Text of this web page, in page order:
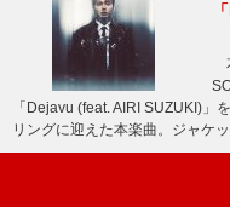
「Dejavu (feat. AIRI SUZUKI)
リングに迎えた本楽曲。ジャケ